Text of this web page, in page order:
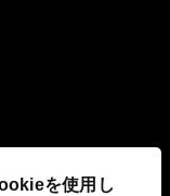
を使用し